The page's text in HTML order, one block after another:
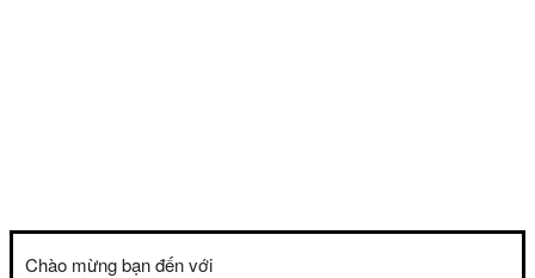
Chào mừng bạn đến với